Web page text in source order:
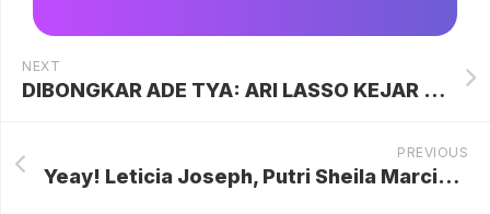
NEXT
DIBONGKAR ADE TYA: ARI LASSO KEJAR DULUAN, BUKAN DIA YANG GATAL! PERSELINGKUHAN DENGAN DEARLY JOSHUA MERETAS HUBUNGAN?
PREVIOUS
Yeay! Leticia Joseph, Putri Sheila Marcia Jadi GADIS Sampul 2025